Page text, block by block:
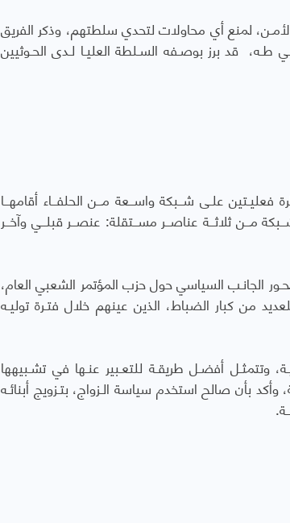
لمنع أي محاولات لتحدي سلطتهم، وذكر الفريق
طـه، قد برز بوصـفه السـلطة العليـا لـدى الحـوثيين
علـى شــبكة واســعة مــن الحلفــاء أقامهــا
مــن ثلاثــة عناصــر مســتقلة: عنصــر قبلــي وآخــر
الجانـب السياسي حول حزب المؤتمر الشعبي العام،
من كبار الضباط، الذين عينهم خلال فتـرة توليـه
أفضـل طريقـة للتعـبير عنـها في تشـبيهها
وأكد بأن صالح استخدم سياسة الـزواج، بتـزويج أبنائـه